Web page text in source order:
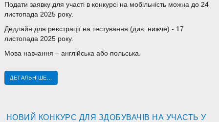
Подати заявку для участі в конкурсі на мобільність можна до 24
листопада 2025 року.
Дедлайн для реєстрації на тестування (див. нижче) - 17
листопада 2025 року.
Мова навчання – англійська або польська.
ДЕТАЛЬНІШЕ...
НОВИЙ КОНКУРС ДЛЯ ЗДОБУВАЧІВ НА УЧАСТЬ У